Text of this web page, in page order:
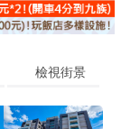
檢視街景